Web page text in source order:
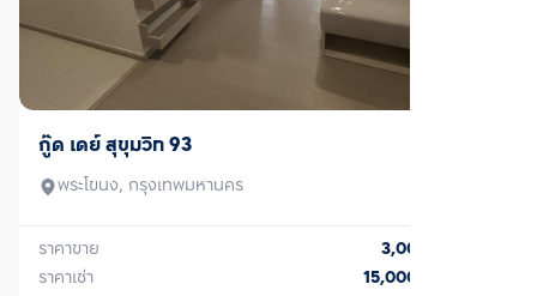
ขาย/เช่า
กู๊ด เดย์ สุขุมวิท 93
พระโขนง, กรุงเทพมหานคร
ราคาขาย 3,000,000
ราคาเช่า
15,000